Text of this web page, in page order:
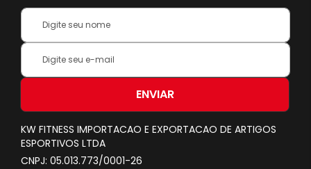
Your
Name:
Inscreva-
na
Newsletter:
ENVIAR
KW FITNESS IMPORTACAO E EXPORTACAO DE ARTIGOS
ESPORTIVOS LTDA
CNPJ: 05.013.773/0001-26